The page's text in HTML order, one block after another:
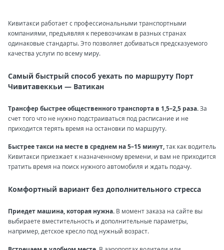
Кивитакси работает с профессиональными транспортными
компаниями, предъявляя к перевозчикам в разных странах
одинаковые стандарты. Это позволяет добиваться предсказуемого
качества услуги по всему миру.
Самый быстрый способ уехать по маршруту Порт
Чивитавеккьи — Ватикан
Трансфер быстрее общественного транспорта в 1,5–2,5 раза.За
счет того что не нужно подстраиваться под расписание и не
приходится терять время на остановки по маршруту.
Быстрее такси на месте в среднем на 5–15 минут,так как водитель
Кивитакси приезжает к назначенному времени, и вам не приходится
тратить время на поиск нужного автомобиля и ждать подачу.
Комфортный вариант без дополнительного стресса
Приедет машина, которая нужна. В момент заказа на сайте вы
выбираете вместительность и дополнительные параметры,
например, детское кресло под нужный возраст.